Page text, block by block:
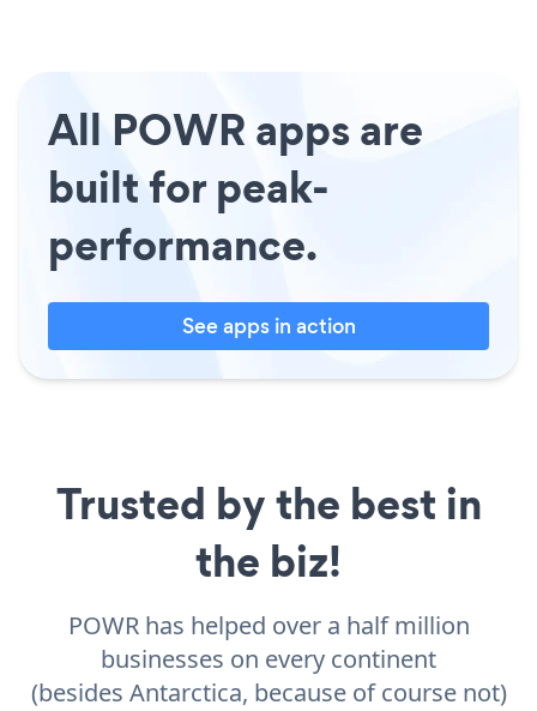
All POWR apps are
built for peak-
performance.
See apps in action
Trusted by the best in
the biz!
POWR has helped over a half million
businesses on every continent
(besides Antarctica, because of course not)